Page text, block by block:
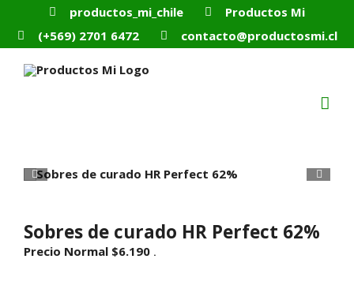
content
productos_mi_chile
Productos Mi
(+569) 2701 6472
contacto@productosmi.cl
 
Sobres de curado HR Perfect 62%
Precio Normal $6.190 .